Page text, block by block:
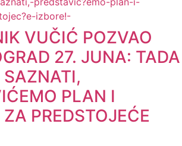
VUČIĆ POZVAO
27. JUNA: TADA
SAZNATI,
PLAN I
PREDSTOJEĆE